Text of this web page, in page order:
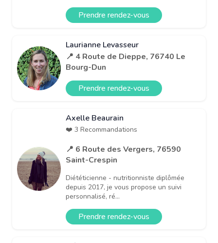
Prendre rendez-vous
Laurianne Levasseur
📍 4 Route de Dieppe, 76740 Le
Bourg-Dun
Prendre rendez-vous
Axelle Beaurain
❤️ 3 Recommandations
📍 6 Route des Vergers, 76590
Saint-Crespin
Diététicienne - nutritionniste diplômée
depuis 2017, je vous propose un suivi
personnalisé, ré...
Prendre rendez-vous